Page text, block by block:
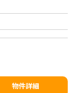
物件詳細